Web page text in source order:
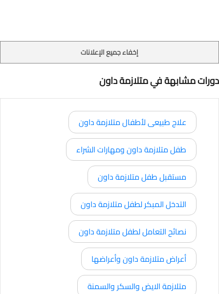
إخفاء جميع الإعلانات
دورات مشابهة في متلازمة داون
علاج طبيعى لأطفال متلازمة داون
طفل متلازمة داون ومهارات الشراء
مستقبل طفل متلازمة داون
التدخل المبكر لطفل متلازمة داون
نصائح التعامل لطفل متلازمة داون
أعراض متلازمة داون وأعراضها
متلازمة الايض والسكر والسمنة